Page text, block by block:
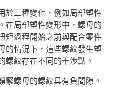
於三種變化，例如局部塑性
在局部塑性變形中，螺母的
矩過程開始之前與配合零件
的情況下，這些螺紋發生塑
螺紋存在不同的干涉點。
緊螺母的螺紋具有負間隙。